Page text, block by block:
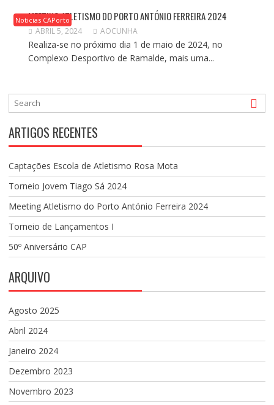
Noticias CAPorto
MEETING ATLETISMO DO PORTO ANTÓNIO FERREIRA 2024
ABRIL 5, 2024 AOCUNHA
Realiza-se no próximo dia 1 de maio de 2024, no
Complexo Desportivo de Ramalde, mais uma...
ARTIGOS RECENTES
Captações Escola de Atletismo Rosa Mota
Torneio Jovem Tiago Sá 2024
Meeting Atletismo do Porto António Ferreira 2024
Torneio de Lançamentos I
50º Aniversário CAP
ARQUIVO
Agosto 2025
Abril 2024
Janeiro 2024
Dezembro 2023
Novembro 2023